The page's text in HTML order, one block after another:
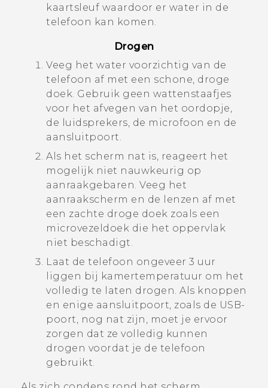
kaartsleuf waardoor er water in de
telefoon kan komen.
Drogen
Veeg het water voorzichtig van de
telefoon af met een schone, droge
doek. Gebruik geen wattenstaafjes
voor het afvegen van het oordopje,
de luidsprekers, de microfoon en de
aansluitpoort.
Als het scherm nat is, reageert het
mogelijk niet nauwkeurig op
aanraakgebaren. Veeg het
aanraakscherm en de lenzen af met
een zachte droge doek zoals een
microvezeldoek die het oppervlak
niet beschadigt.
Laat de telefoon ongeveer 3 uur
liggen bij kamertemperatuur om het
volledig te laten drogen. Als knoppen
en enige aansluitpoort, zoals de USB-
poort, nog nat zijn, moet je ervoor
zorgen dat ze volledig kunnen
drogen voordat je de telefoon
gebruikt.